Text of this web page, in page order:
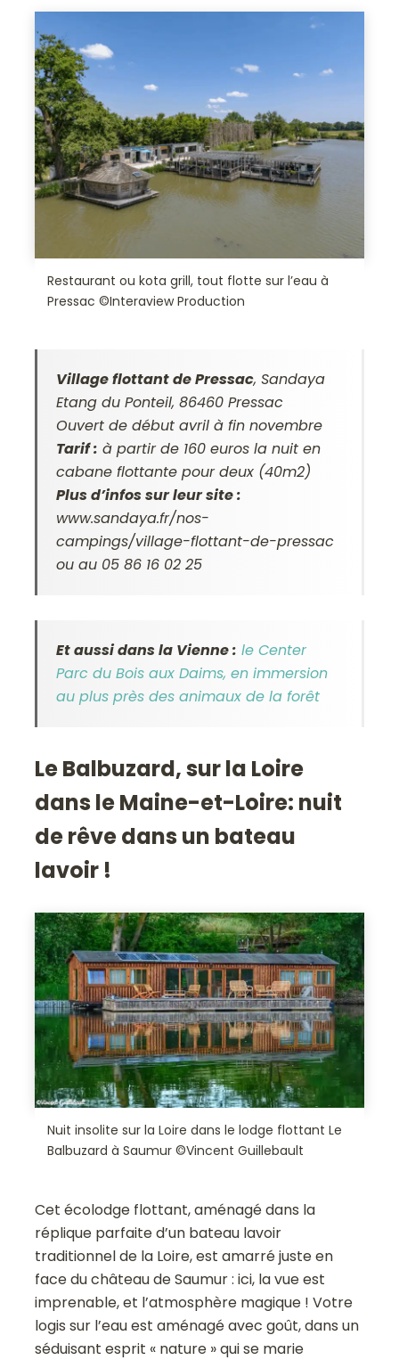
Restaurant ou kota grill, tout flotte sur l’eau à
Pressac ©Interaview Production
Village flottant de Pressac, Sandaya
Etang du Ponteil, 86460 Pressac
Ouvert de début avril à fin novembre
Tarif : à partir de 160 euros la nuit en
cabane flottante pour deux (40m2)
Plus d’infos sur leur site :
www.sandaya.fr/nos-
campings/village-flottant-de-pressac
ou au 05 86 16 02 25
Et aussi dans la Vienne : le Center
Parc du Bois aux Daims, en immersion
au plus près des animaux de la forêt
Le Balbuzard, sur la Loire
dans le Maine-et-Loire: nuit
de rêve dans un bateau
lavoir !
Nuit insolite sur la Loire dans le lodge flottant Le
Balbuzard à Saumur ©Vincent Guillebault
Cet écolodge flottant, aménagé dans la
réplique parfaite d’un bateau lavoir
traditionnel de la Loire, est amarré juste en
face du château de Saumur : ici, la vue est
imprenable, et l’atmosphère magique ! Votre
logis sur l’eau est aménagé avec goût, dans un
séduisant esprit « nature » qui se marie